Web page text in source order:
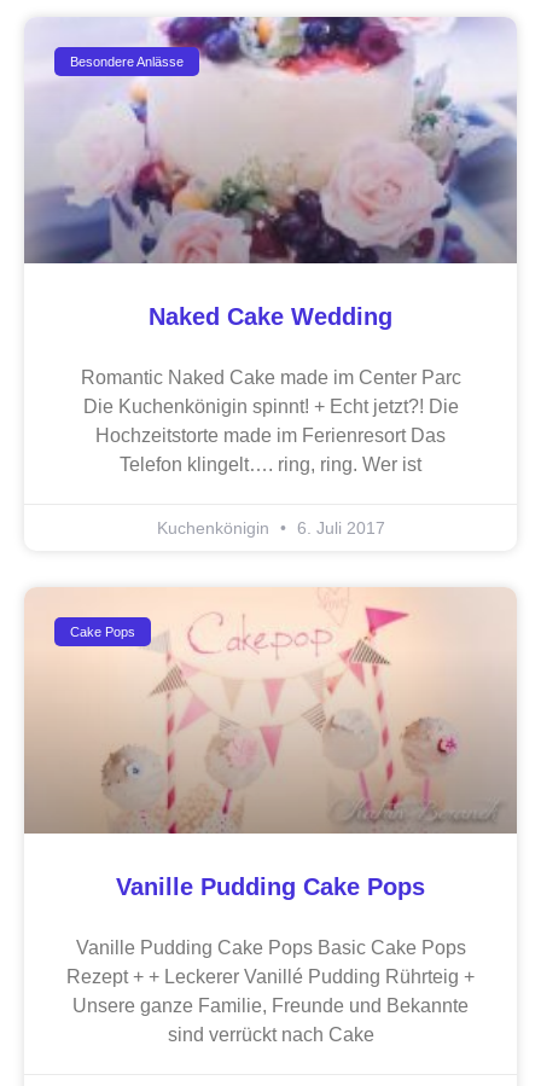
Besondere Anlässe
Naked Cake Wedding
Romantic Naked Cake made im Center Parc
Die Kuchenkönigin spinnt! + Echt jetzt?! Die
Hochzeitstorte made im Ferienresort Das
Telefon klingelt…. ring, ring. Wer ist
Kuchenkönigin 6. Juli 2017
Cake Pops
Vanille Pudding Cake Pops
Vanille Pudding Cake Pops Basic Cake Pops
Rezept + + Leckerer Vanillé Pudding Rührteig +
Unsere ganze Familie, Freunde und Bekannte
sind verrückt nach Cake